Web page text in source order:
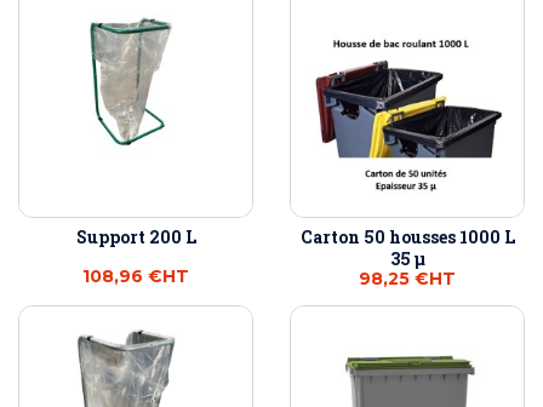
Support 200 L
108,96 €HT
Carton 50 housses 1000 L
35 µ
98,25 €HT